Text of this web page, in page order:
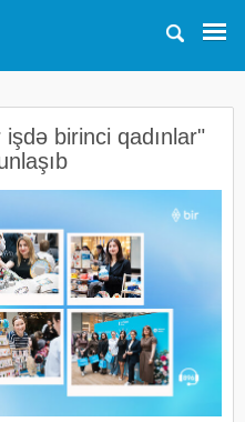
birinci qadınlar"